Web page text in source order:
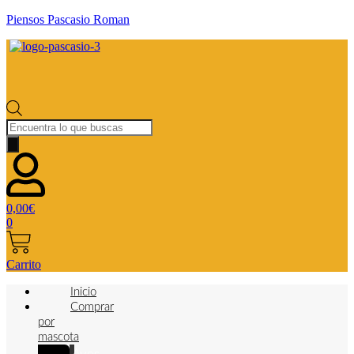
Piensos Pascasio Roman
Búsqueda
de
productos
0,00€
0
Carrito
Inicio
Comprar
por
mascota